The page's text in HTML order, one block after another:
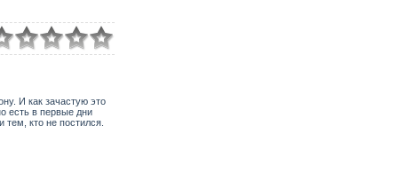
И как зачастую это
есть в первые дни
тем, кто не постился.